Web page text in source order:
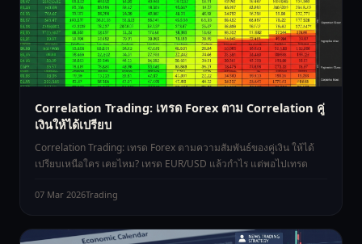
Correlation Trading: เทรด Forex ตาม Correlation คู่
เงินให้ได้เปรียบ
Correlation Trading: เทรด Forex ตามความสัมพันธ์ของคู่เงิน ให้ได้
เปรียบเหนือใคร เคยไหม? เทรด EUR/USD แล้วกำไร แต่พอไปเทรด
07 Mar 2026Trading